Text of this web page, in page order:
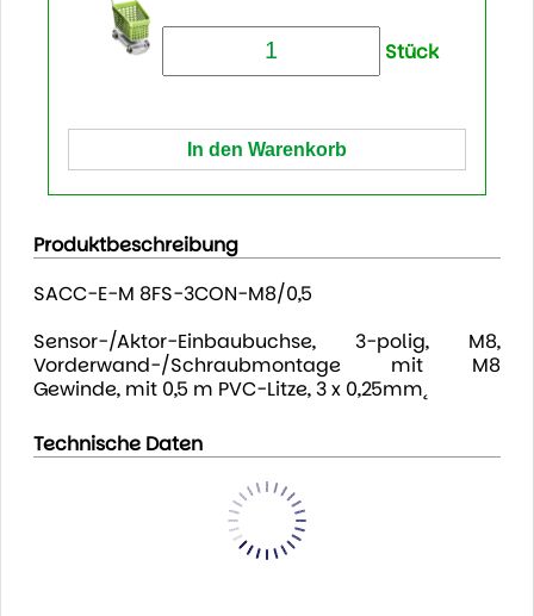
Stück
Produktbeschreibung
SACC-E-M 8FS-3CON-M8/0,5
Sensor-/Aktor-Einbaubuchse, 3-polig, M8,
Vorderwand-/Schraubmontage mit M8
Gewinde, mit 0,5 m PVC-Litze, 3 x 0,25mm˛
Technische Daten